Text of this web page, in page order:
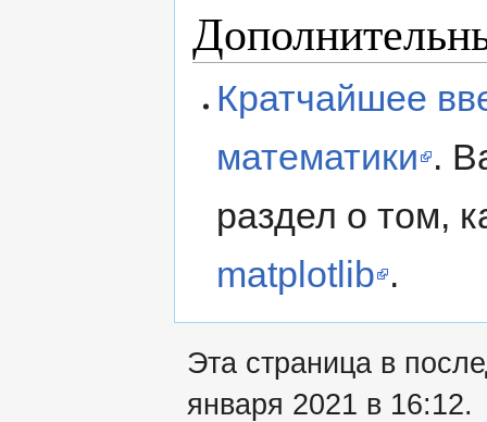
Кратчайшее
математики .
раздел о том,
matplotlib .
Эта страница в
января 2021 в 16:12.